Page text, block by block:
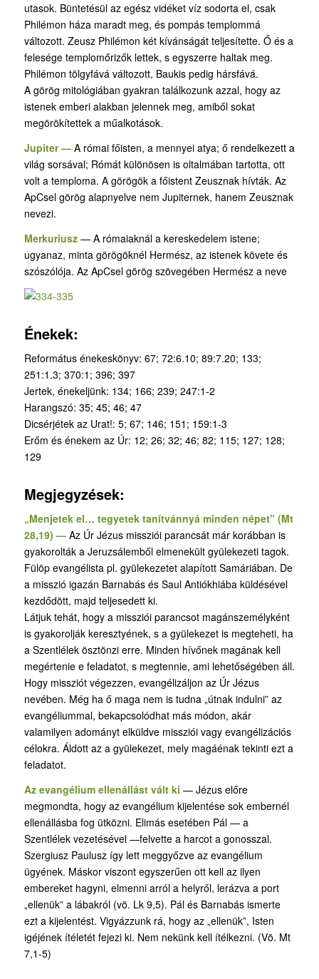
utasok. Büntetésül az egész vidéket víz sodorta el, csak
Philémon háza maradt meg, és pompás templommá
változott. Zeusz Philémon két kívánságát teljesítette. Ő és a
felesége templomőrizők lettek, s egyszerre haltak meg.
Philémon tölgyfává változott, Baukis pedig hársfává.
A görög mitológiában gyakran találkozunk azzal, hogy az
istenek emberi alakban jelennek meg, amiből sokat
megörökítettek a műalkotások.
Jupiter — A római főisten, a mennyei atya; ő rendelkezett a
világ sorsával; Rómát különösen is oltalmában tartotta, ott
volt a temploma. A görögök a főistent Zeusznak hívták. Az
ApCsel görög alapnyelve nem Jupiternek, hanem Zeusznak
nevezi.
Merkuriusz — A rómaiaknál a kereskedelem istene;
ugyanaz, minta görögöknél Hermész, az istenek követe és
szószólója. Az ApCsel görög szövegében Hermész a neve
Énekek:
Református énekeskönyv: 67; 72:6.10; 89:7.20; 133;
251:1.3; 370:1; 396; 397
Jertek, énekeljünk: 134; 166; 239; 247:1-2
Harangszó: 35; 45; 46; 47
Dicsérjétek az Urat!: 5; 67; 146; 151; 159:1-3
Erőm és énekem az Úr: 12; 26; 32; 46; 82; 115; 127; 128;
129
Megjegyzések:
„Menjetek el… tegyetek tanítvánnyá minden népet” (Mt
28,19) — Az Úr Jézus missziói parancsát már korábban is
gyakorolták a Jeruzsálemből elmenekült gyülekezeti tagok.
Fülöp evangélista pl. gyülekezetet alapított Samáriában. De
a misszió igazán Barnabás és Saul Antiókhiába küldésével
kezdődött, majd teljesedett ki.
Látjuk tehát, hogy a missziói parancsot magánszemélyként
is gyakorolják keresztyének, s a gyülekezet is megteheti, ha
a Szentlélek ösztönzi erre. Minden hívőnek magának kell
megértenie e feladatot, s megtennie, ami lehetőségében áll.
Hogy missziót végezzen, evangélizáljon az Úr Jézus
nevében. Még ha ő maga nem is tudna „útnak indulni” az
evangéliummal, bekapcsolódhat más módon, akár
valamilyen adományt elküldve missziói vagy evangélizációs
célokra. Áldott az a gyülekezet, mely magáénak tekinti ezt a
feladatot.
Az evangélium ellenállást vált ki — Jézus előre
megmondta, hogy az evangélium kijelentése sok embernél
ellenállásba fog ütközni. Elimás esetében Pál — a
Szentlélek vezetésével —felvette a harcot a gonosszal.
Szergiusz Paulusz így lett meggyőzve az evangélium
ügyének. Máskor viszont egyszerűen ott kell az ilyen
embereket hagyni, elmenni arról a helyről, lerázva a port
„ellenük” a lábakról (vö. Lk 9,5). Pál és Barnabás ismerte
ezt a kijelentést. Vigyázzunk rá, hogy az „ellenük”, Isten
igéjének ítéletét fejezi ki. Nem nekünk kell ítélkezni. (Vö. Mt
7,1-5)